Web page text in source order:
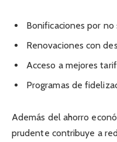
Bonificaciones por no
Renovaciones con
Acceso a mejores
Programas de
Además del ahorro
prudente contribuye a